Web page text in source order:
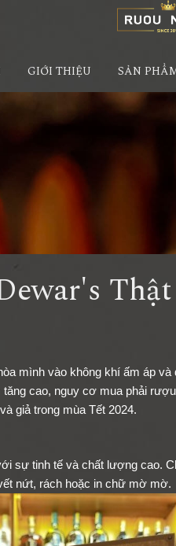
GIỚI THIỆU SẢN
mình vào không khí ấm áp
cao, nguy cơ mua phải
giả trong mùa Tết 2024.
sự tinh tế và chất lượng cao.
nứt, rách hoặc in chữ mờ mờ.